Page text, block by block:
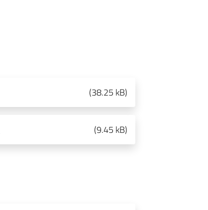
(38.25 kB)
(9.45 kB)